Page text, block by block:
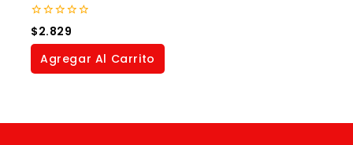
0
out
of
$2.829
Agregar Al Carrito